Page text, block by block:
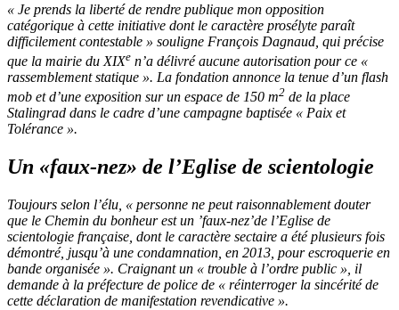
« Je prends la liberté de rendre publique mon opposition
catégorique à cette initiative dont le caractère prosélyte paraît
difficilement contestable » souligne François Dagnaud, qui précise
que la mairie du XIXe n’a délivré aucune autorisation pour ce «
rassemblement statique ». La fondation annonce la tenue d’un flash
mob et d’une exposition sur un espace de 150 m2 de la place
Stalingrad dans le cadre d’une campagne baptisée « Paix et
Tolérance ».
Un «faux-nez» de l’Eglise de scientologie
Toujours selon l’élu, « personne ne peut raisonnablement douter
que le Chemin du bonheur est un ’faux-nez’de l’Eglise de
scientologie française, dont le caractère sectaire a été plusieurs fois
démontré, jusqu’à une condamnation, en 2013, pour escroquerie en
bande organisée ». Craignant un « trouble à l’ordre public », il
demande à la préfecture de police de « réinterroger la sincérité de
cette déclaration de manifestation revendicative ».